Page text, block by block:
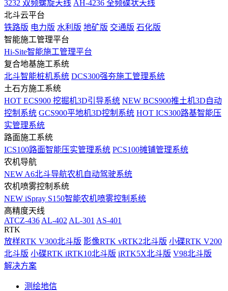
3232 双频螺旋天线 AH-4236 全频碟状天线
北斗云平台
铁路版 电力版 水利版 地矿版 交通版 石化版
智能施工管理平台
Hi-Site智能施工管理平台
复合地基施工系统
北斗智能桩机系统 DCS300强夯施工管理系统
土石方施工系统
HOT ECS900 挖掘机3D引导系统 NEW BCS900推土机3D自动
控制系统 GCS900平地机3D控制系统 HOT ICS300路基智能压
实管理系统
路面施工系统
ICS100路面智能压实管理系统 PCS100摊铺管理系统
农机导航
NEW A6北斗导航农机自动驾驶系统
农机喷雾控制系统
NEW iSpray S150智能农机喷雾控制系统
高精度天线
ATCZ-436 AL-402 AL-301 AS-401
RTK
放样RTK V300北斗版 影像RTK vRTK2北斗版 小碟RTK V200
北斗版 小碟RTK iRTK10北斗版 iRTK5X北斗版 V98北斗版
解决方案
测绘地信